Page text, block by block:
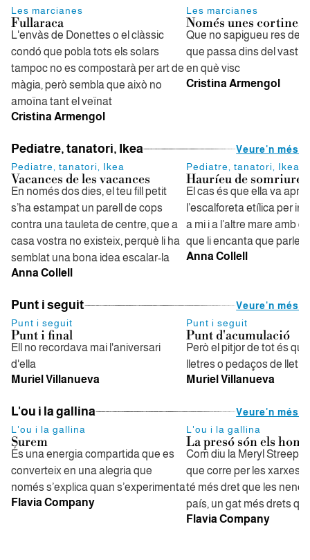
Les marcianes
Fullaraca
L'envàs de Donettes o el clàssic
condó que pobla tots els solars
tampoc no es compostarà per art de
màgia, però sembla que això no
amoïna tant el veïnat
Cristina Armengol
Les marcianes
Només unes cortines
Que no sapigueu res de
que passa dins del vast
en què visc
Cristina Armengol
Pediatre, tanatori, Ikea
Veure'n més
Pediatre, tanatori, Ikea
Vacances de les vacances
En només dos dies, el teu fill petit
s’ha estampat un parell de cops
contra una tauleta de centre, que a
casa vostra no existeix, perquè li ha
semblat una bona idea escalar-la
Anna Collell
Pediatre, tanatori, Ikea
Hauríeu de somriure
El cas és que ella va
l’escalforeta etílica per
a mi i a l’altre mare amb
que li encanta que
Anna Collell
Punt i seguit
Veure'n més
Punt i seguit
Punt i final
Ell no recordava mai l'aniversari
d'ella
Muriel Villanueva
Punt i seguit
Punt d'acumulació
Però el pitjor de tot és
lletres o pedaços de lletra
Muriel Villanueva
L'ou i la gallina
Veure'n més
L'ou i la gallina
Surem
És una energia compartida que es
converteix en una alegria que
només s’explica quan s’experimenta
Flavia Company
L'ou i la gallina
La presó són els
Com diu la Meryl Streep
que corre per les xarxes,
té més dret que les
país, un gat més drets
Flavia Company